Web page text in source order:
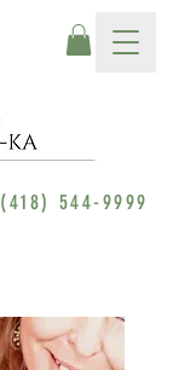
(418) 544-9999